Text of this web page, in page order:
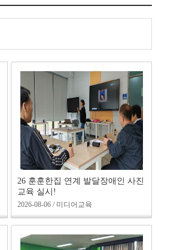
26 훈훈한집 연계 발달장애인 사진
교육 실시!
2026-08-06 / 미디어교육